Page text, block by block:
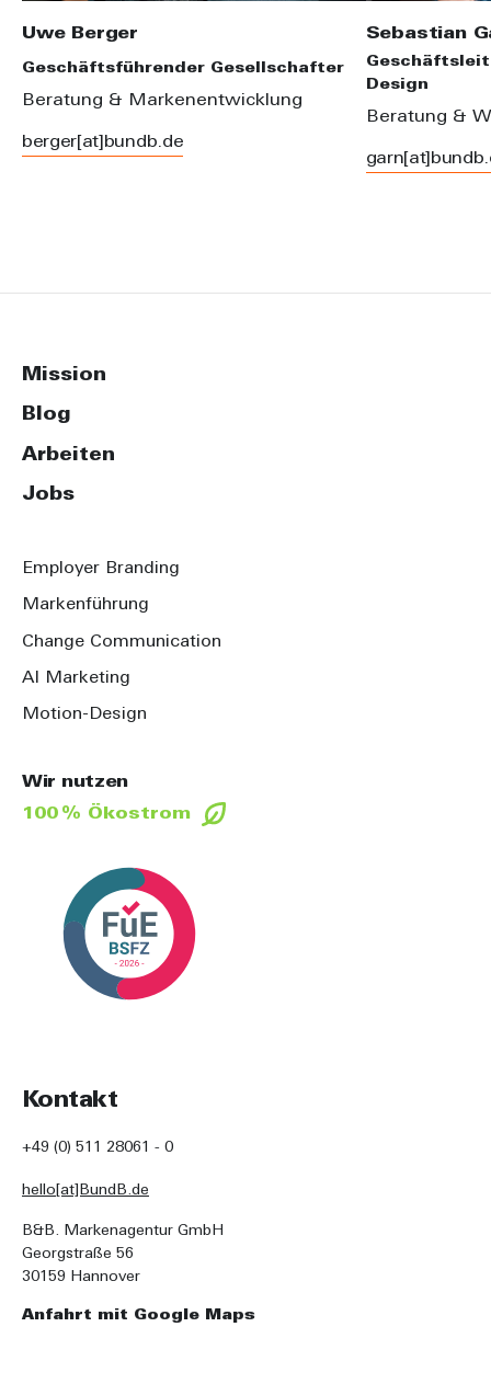
Uwe Berger
Geschäftsführender Gesellschafter
Beratung & Markenentwicklung
berger[at]bundb.de
Sebastian
Design
Beratung &
Mission
Blog
Arbeiten
Jobs
Kontakt
+49 (0) 511 28061 - 0
hello[at]BundB.de
B&B. Markenagentur GmbH
Georgstraße 56
30159 Hannover
Anfahrt mit Google Maps
Wir nutzen
100 % Ökostrom
Employer Branding
Markenführung
Change Communication
AI Marketing
Motion-Design